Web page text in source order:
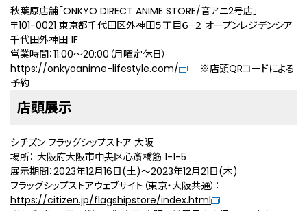
秋葉原店舗「ONKYO DIRECT ANIME STORE/音アニ2号店」
〒101-0021 東京都千代田区外神田５丁目６−２ オープンレジデンシア
千代田外神田 1F
営業時間：11:00～20:00（月曜定休日）
https://onkyoanime-lifestyle.com/
※店頭QRコードによる
予約
店頭展示
シチズン フラッグシップストア 大阪
場所： 大阪府大阪市中央区心斎橋筋 1-1-5
展示期間：2023年12⽉16⽇(土)～2023年12⽉21⽇(木)
フラッグシップストアウェブサイト（東京・大阪共通）：
https://citizen.jp/flagshipstore/index.html